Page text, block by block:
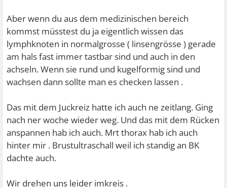
Aber wenn du aus dem medizinischen bereich
kommst müsstest du ja eigentlich wissen das
lymphknoten in normalgrosse ( linsengrösse ) gerade
am hals fast immer tastbar sind und auch in den
achseln. Wenn sie rund und kugelformig sind und
wachsen dann sollte man es checken lassen .
Das mit dem Juckreiz hatte ich auch ne zeitlang. Ging
nach ner woche wieder weg. Und das mit dem Rücken
anspannen hab ich auch. Mrt thorax hab ich auch
hinter mir . Brustultraschall weil ich standig an BK
dachte auch.
Wir drehen uns leider imkreis .